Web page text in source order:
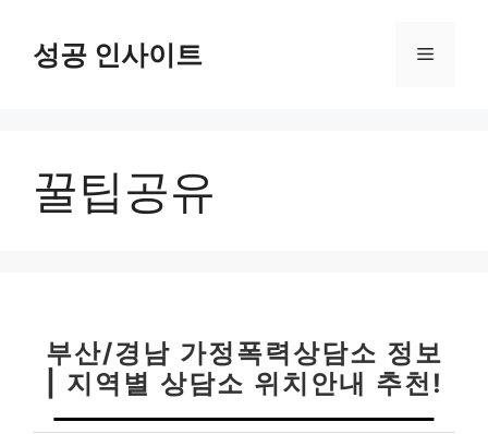
성공 인사이트 메
꿀팁공유
부산/경남 가정폭력상담소 정보
| 지역별 상담소 위치안내 추천!